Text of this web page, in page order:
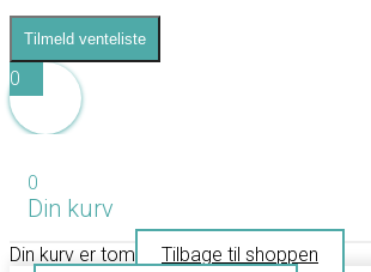
Tilmeld venteliste
0
0
Din kurv
Din kurv er tom Tilbage til shoppen